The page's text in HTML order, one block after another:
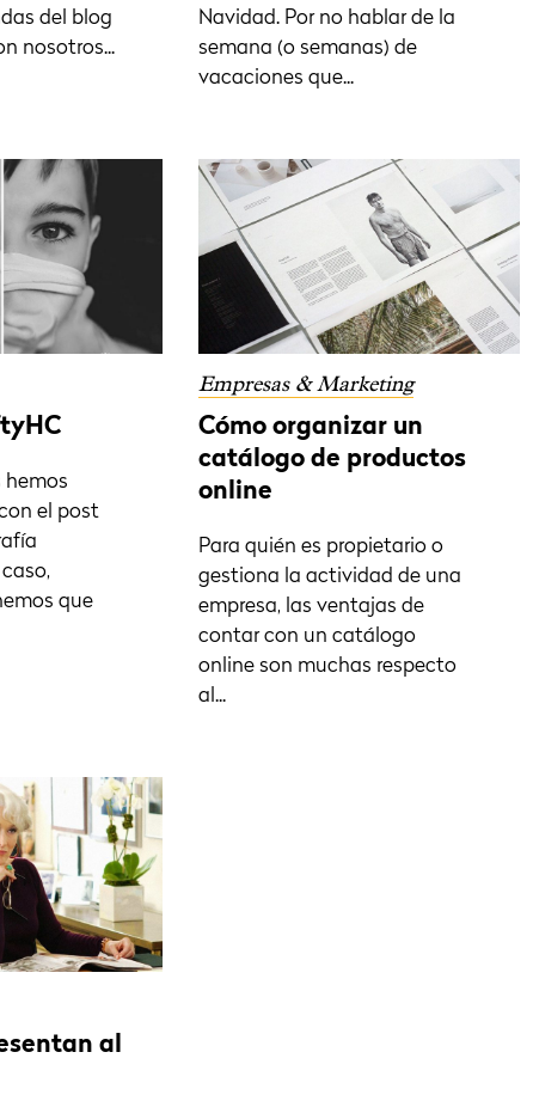
del blog
nosotros...
Navidad. Por no hablar de la
semana (o semanas) de
vacaciones que...
hemos
el post
que
Empresas & Marketing
Cómo organizar un
catálogo de productos
online
Para quién es propietario o
gestiona la actividad de una
empresa, las ventajas de
contar con un catálogo
online son muchas respecto
al...
al